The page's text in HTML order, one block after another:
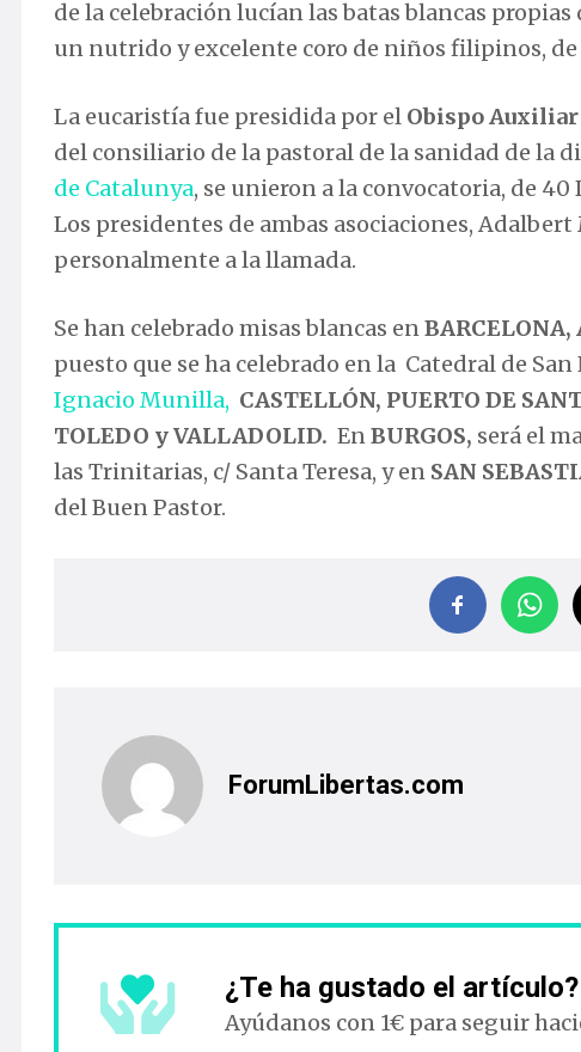
de la celebración lucían las batas blancas
un nutrido y excelente coro de niños filipinos,
La eucaristía fue presidida por el Obispo Auxiliar
del consiliario de la pastoral de la sanidad de la
de Catalunya, se unieron a la convocatoria, de 40
Los presidentes de ambas asociaciones,
personalmente a la llamada.
Se han celebrado misas blancas enBARCELONA,
puesto que se ha celebrado en la Catedral de
Ignacio Munilla, CASTELLÓN, PUERTO DE
TOLEDO y VALLADOLID. EnBURGOS, será el
las Trinitarias, c/ Santa Teresa, y en SAN
del Buen Pastor.
ForumLibertas.com
¿Te ha gustado el artículo?
Ayúdanos con 1€ para seguir